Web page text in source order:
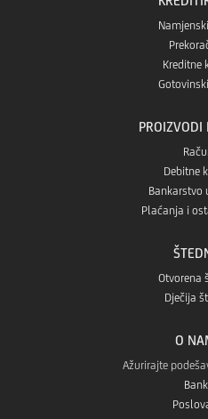
Kreditne
PROIZVODI
Debitne
Bankarstvo
Plaćanja i
Otvorena
Dječija
O
Ažurirajte